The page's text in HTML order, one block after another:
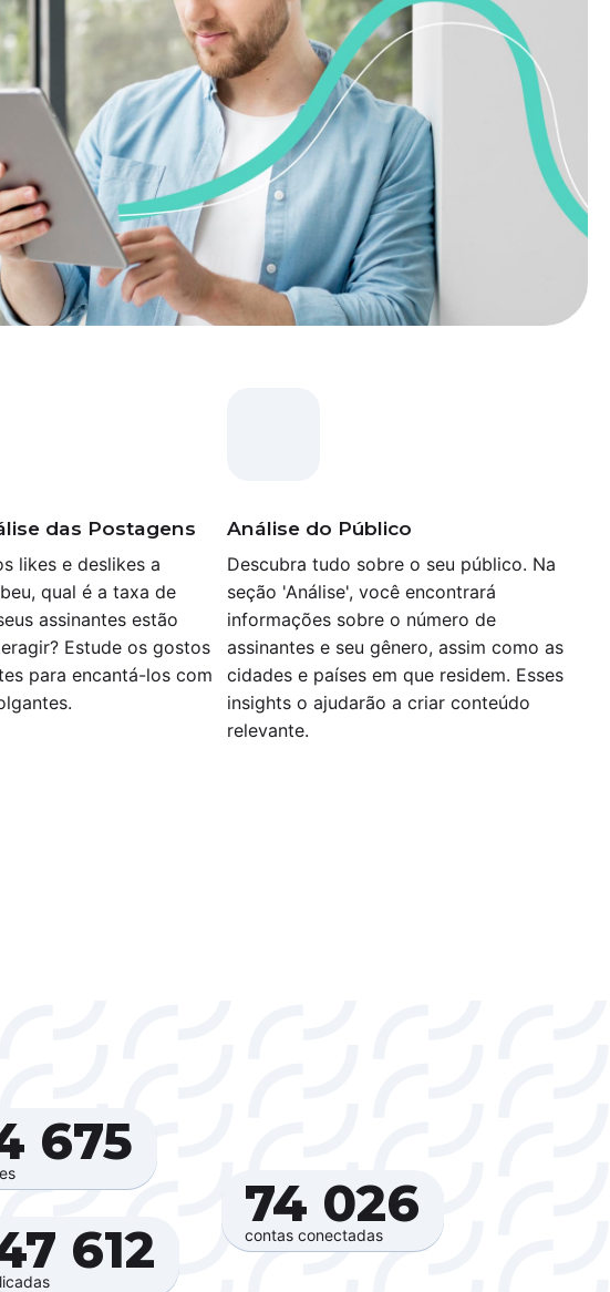
das Postagens
likes e deslikes a
qual é a taxa de
assinantes estão
Estude os gostos
para encantá-los com
Análise do Público
Descubra tudo sobre o seu público. Na
seção 'Análise', você encontrará
informações sobre o número de
assinantes e seu gênero, assim como as
cidades e países em que residem. Esses
insights o ajudarão a criar conteúdo
relevante.
675‍
74 026‍
contas conectadas
612‍